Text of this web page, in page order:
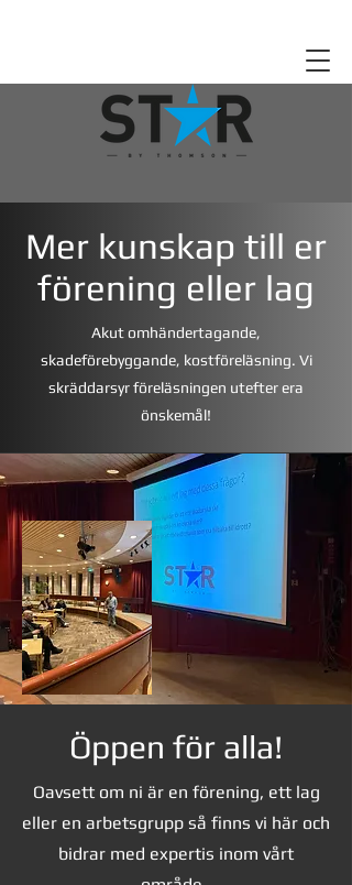
Mer kunskap till er
förening eller lag
Akut omhändertagande,
skadeförebyggande, kostföreläsning. Vi
skräddarsyr föreläsningen utefter era
önskemål!
Öppen för alla!
Oavsett om ni är en förening, ett lag
eller en arbetsgrupp så finns vi här och
bidrar med expertis inom vårt